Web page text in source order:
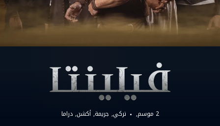
2 موسم, تركي جريمة أكشن دراما